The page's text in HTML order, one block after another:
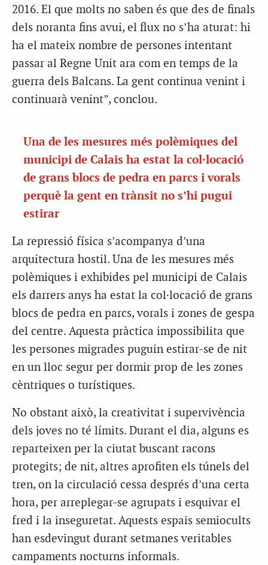
2016. El que molts no saben és que des de finals
dels noranta fins avui, el flux no s’ha aturat: hi
ha el mateix nombre de persones intentant
passar al Regne Unit ara com en temps de la
guerra dels Balcans. La gent continua venint i
continuarà venint”, conclou.
Una de les mesures més polèmiques del
municipi de Calais ha estat la col·locació
de grans blocs de pedra en parcs i vorals
perquè la gent en trànsit no s’hi pugui
estirar
La repressió física s’acompanya d’una
arquitectura hostil. Una de les mesures més
polèmiques i exhibides pel municipi de Calais
els darrers anys ha estat la col·locació de grans
blocs de pedra en parcs, vorals i zones de gespa
del centre. Aquesta pràctica impossibilita que
les persones migrades puguin estirar-se de nit
en un lloc segur per dormir prop de les zones
cèntriques o turístiques.
No obstant això, la creativitat i supervivència
dels joves no té límits. Durant el dia, alguns es
reparteixen per la ciutat buscant racons
protegits; de nit, altres aprofiten els túnels del
tren, on la circulació cessa després d’una certa
hora, per arreplegar-se agrupats i esquivar el
fred i la inseguretat. Aquests espais semiocults
han esdevingut durant setmanes veritables
campaments nocturns informals.